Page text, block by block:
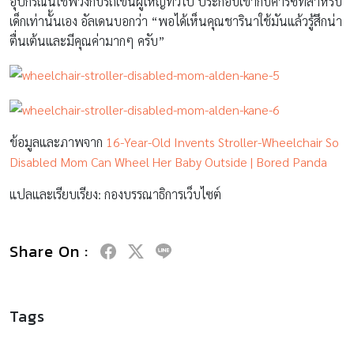
เด็กเท่านั้นเอง อัลเดนบอกว่า “พอได้เห็นคุณชารินาใช้มันแล้วรู้สึกน่า
ตื่นเต้นและมีคุณค่ามากๆ ครับ”
ข้อมูลและภาพจาก 16-Year-Old Invents Stroller-Wheelchair So
Disabled Mom Can Wheel Her Baby Outside | Bored Panda
แปลและเรียบเรียง: กองบรรณาธิการเว็บไซต์
Share On :
Tags